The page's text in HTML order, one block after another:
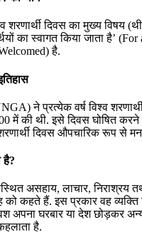
शरणार्थी दिवस का मुख्य विषय
का स्वागत किया जाता है’
है.
ने प्रत्येक वर्ष विश्व
में की थी. इसे दिवस घोषित
दिवस औपचारिक रूप से
है?
असहाय, लाचार, निराश्रय
को कहते हैं. इस प्रकार वह व्यक्ति
अपना घरबार या देश छोड़कर
है.